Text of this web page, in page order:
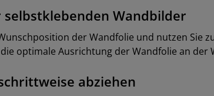
Wandbilder
der Wandfolie und nutzen Sie
die optimale Ausrichtung der Wandfolie an
abziehen